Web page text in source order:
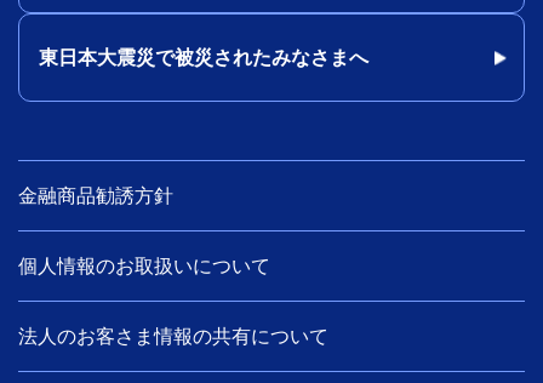
東日本大震災で被災されたみなさまへ
金融商品勧誘方針
個人情報のお取扱いについて
法人のお客さま情報の共有について